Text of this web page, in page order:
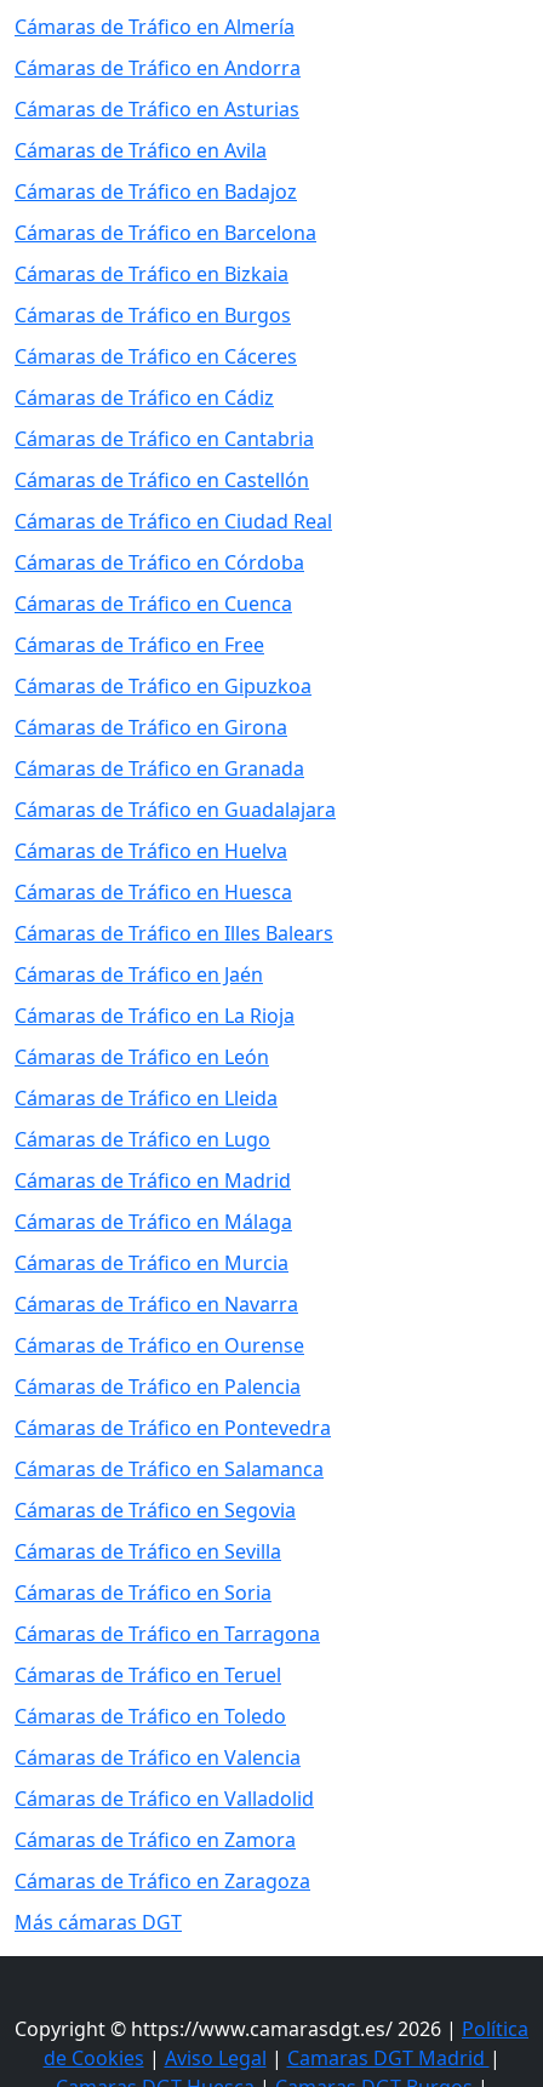
Cámaras de Tráfico en Almería
Cámaras de Tráfico en Andorra
Cámaras de Tráfico en Asturias
Cámaras de Tráfico en Avila
Cámaras de Tráfico en Badajoz
Cámaras de Tráfico en Barcelona
Cámaras de Tráfico en Bizkaia
Cámaras de Tráfico en Burgos
Cámaras de Tráfico en Cáceres
Cámaras de Tráfico en Cádiz
Cámaras de Tráfico en Cantabria
Cámaras de Tráfico en Castellón
Cámaras de Tráfico en Ciudad Real
Cámaras de Tráfico en Córdoba
Cámaras de Tráfico en Cuenca
Cámaras de Tráfico en Free
Cámaras de Tráfico en Gipuzkoa
Cámaras de Tráfico en Girona
Cámaras de Tráfico en Granada
Cámaras de Tráfico en Guadalajara
Cámaras de Tráfico en Huelva
Cámaras de Tráfico en Huesca
Cámaras de Tráfico en Illes Balears
Cámaras de Tráfico en Jaén
Cámaras de Tráfico en La Rioja
Cámaras de Tráfico en León
Cámaras de Tráfico en Lleida
Cámaras de Tráfico en Lugo
Cámaras de Tráfico en Madrid
Cámaras de Tráfico en Málaga
Cámaras de Tráfico en Murcia
Cámaras de Tráfico en Navarra
Cámaras de Tráfico en Ourense
Cámaras de Tráfico en Palencia
Cámaras de Tráfico en Pontevedra
Cámaras de Tráfico en Salamanca
Cámaras de Tráfico en Segovia
Cámaras de Tráfico en Sevilla
Cámaras de Tráfico en Soria
Cámaras de Tráfico en Tarragona
Cámaras de Tráfico en Teruel
Cámaras de Tráfico en Toledo
Cámaras de Tráfico en Valencia
Cámaras de Tráfico en Valladolid
Cámaras de Tráfico en Zamora
Cámaras de Tráfico en Zaragoza
Más cámaras DGT
Copyright © https://www.camarasdgt.es/ 2026 | Política
de Cookies | Aviso Legal | Camaras DGT Madrid |